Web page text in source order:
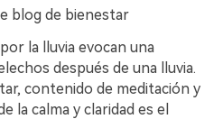
blog de bienestar
la lluvia evocan una
después de una lluvia.
contenido de meditación y
la calma y claridad es el